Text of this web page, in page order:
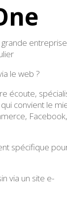
le web ?
écoute,
convient le
Facebook,
spécifique
via un site e-